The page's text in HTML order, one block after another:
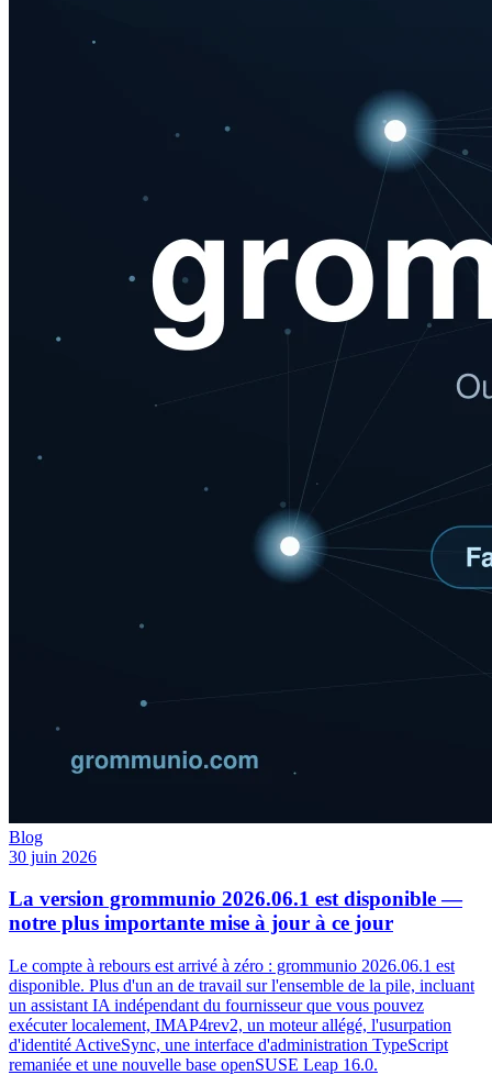
Blog
30 juin 2026
La version grommunio 2026.06.1 est disponible —
notre plus importante mise à jour à ce jour
Le compte à rebours est arrivé à zéro : grommunio 2026.06.1 est
disponible. Plus d'un an de travail sur l'ensemble de la pile, incluant
un assistant IA indépendant du fournisseur que vous pouvez
exécuter localement, IMAP4rev2, un moteur allégé, l'usurpation
d'identité ActiveSync, une interface d'administration TypeScript
remaniée et une nouvelle base openSUSE Leap 16.0.